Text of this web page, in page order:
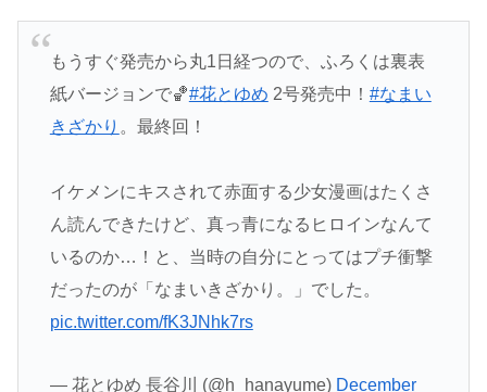
もうすぐ発売から丸1日経つので、ふろくは裏表
紙バージョンで🏀#花とゆめ 2号発売中！ #なまい
きざかり 。最終回！
イケメンにキスされて赤面する少女漫画はたくさ
ん読んできたけど、真っ青になるヒロインなんて
いるのか…！と、当時の自分にとってはプチ衝撃
だったのが「なまいきざかり。」でした。
pic.twitter.com/fK3JNhk7rs
— 花とゆめ 長谷川 (@h_hanayume) December